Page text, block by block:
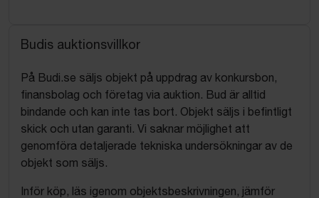
Budis auktionsvillkor
På Budi.se säljs objekt på uppdrag av konkursbon,
finansbolag och företag via auktion. Bud är alltid
bindande och kan inte tas bort. Objekt säljs i befintligt
skick och utan garanti. Vi saknar möjlighet att
genomföra detaljerade tekniska undersökningar av de
objekt som säljs.
Inför köp, läs igenom objektsbeskrivningen, jämför